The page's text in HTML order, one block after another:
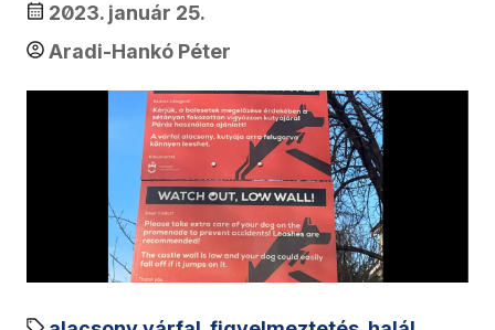
2023. január 25.
Aradi-Hankó Péter